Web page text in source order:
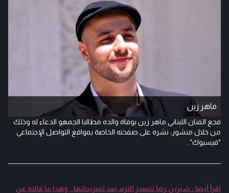
ماهر زين
فجع الفنان اللبناني ماهر زين بوفاة والده مطالبا الجمهو الدعاء له وذلك
من خلال منشور، نشره على صفحته الخاصة بمواقع التواصل الإجتماعي
"فيسبوك".
اقرأ أيضا : شيرين رضا تتصدر الترند بعد تصريحاتها.. وهذا ما قالته عن